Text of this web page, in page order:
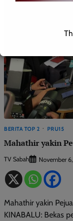
BERITA TOP 2 PRU15
Mahathir yakin
TV Sabah November
Mahathir yakin
KINABALU: Bekas